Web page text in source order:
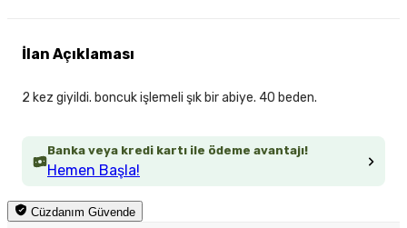
Banka veya kredi kartı ile ödeme avantajı!
Hemen Başla!
Cüzdanım Güvende
İlan Açıklaması
2 kez giyildi. boncuk işlemeli şık bir abiye. 40 beden.